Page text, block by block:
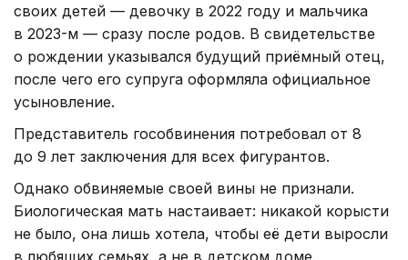
своих детей — девочку в 2022 году и мальчика
в 2023-м — сразу после родов. В свидетельстве
о рождении указывался будущий приёмный отец,
после чего его супруга оформляла официальное
усыновление.
Представитель гособвинения потребовал от 8
до 9 лет заключения для всех фигурантов.
Однако обвиняемые своей вины не признали.
Биологическая мать настаивает: никакой корысти
не было, она лишь хотела, чтобы её дети выросли
в любящих семьях, а не в детском доме.